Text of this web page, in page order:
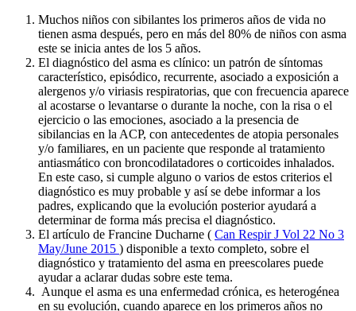
Muchos niños con sibilantes los primeros años de vida no
tienen asma después, pero en más del 80% de niños con asma
este se inicia antes de los 5 años.
El diagnóstico del asma es clínico: un patrón de síntomas
característico, episódico, recurrente, asociado a exposición a
alergenos y/o viriasis respiratorias, que con frecuencia aparece
al acostarse o levantarse o durante la noche, con la risa o el
ejercicio o las emociones, asociado a la presencia de
sibilancias en la ACP, con antecedentes de atopia personales
y/o familiares, en un paciente que responde al tratamiento
antiasmático con broncodilatadores o corticoides inhalados.
En este caso, si cumple alguno o varios de estos criterios el
diagnóstico es muy probable y así se debe informar a los
padres, explicando que la evolución posterior ayudará a
determinar de forma más precisa el diagnóstico.
El artículo de Francine Ducharne ( Can Respir J Vol 22 No 3
May/June 2015 ) disponible a texto completo, sobre el
diagnóstico y tratamiento del asma en preescolares puede
ayudar a aclarar dudas sobre este tema.
Aunque el asma es una enfermedad crónica, es heterogénea
en su evolución, cuando aparece en los primeros años no